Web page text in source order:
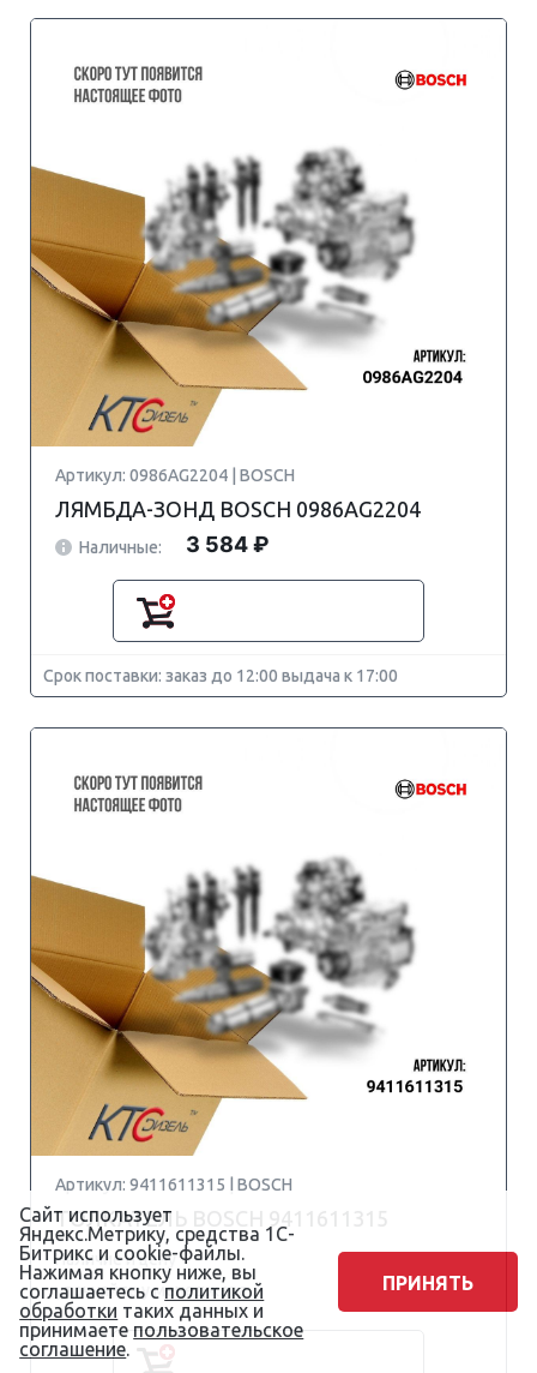
Артикул: 0986AG2204 | BOSCH
ЛЯМБДА-ЗОНД BOSCH 0986AG2204
Наличные: 3 584 ₽
Срок поставки: заказ до 12:00 выдача к 17:00
Артикул: 9411611315 | BOSCH
ТОЛКАТЕЛЬ BOSCH 9411611315
Наличие и цену
уточняйте у менеджера
Сайт использует
Яндекс.Метрику, средства 1С-
Битрикс и cookie-файлы.
Нажимая кнопку ниже, вы
соглашаетесь с политикой
обработки таких данных и
принимаетепользовательское
соглашение.
ПРИНЯТЬ